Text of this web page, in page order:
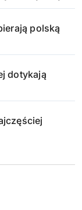
polską
dotykają